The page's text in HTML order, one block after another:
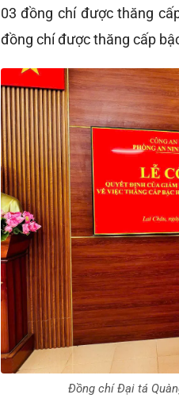
03 đồng chí được thăng
đồng chí được thăng cấp
Đồng chí Đại tá